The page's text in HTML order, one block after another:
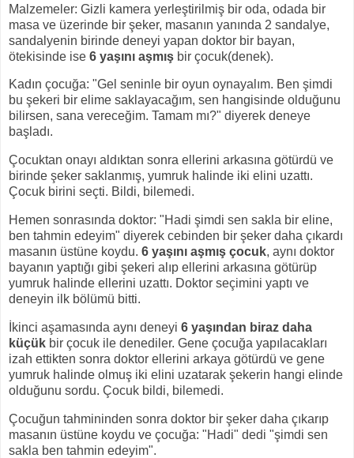
Malzemeler: Gizli kamera yerleştirilmiş bir oda, odada bir
masa ve üzerinde bir şeker, masanın yanında 2 sandalye,
sandalyenin birinde deneyi yapan doktor bir bayan,
ötekisinde ise 6 yaşını aşmış bir çocuk(denek).
Kadın çocuğa: "Gel seninle bir oyun oynayalım. Ben şimdi
bu şekeri bir elime saklayacağım, sen hangisinde olduğunu
bilirsen, sana vereceğim. Tamam mı?" diyerek deneye
başladı.
Çocuktan onayı aldıktan sonra ellerini arkasına götürdü ve
birinde şeker saklanmış, yumruk halinde iki elini uzattı.
Çocuk birini seçti. Bildi, bilemedi.
Hemen sonrasında doktor: "Hadi şimdi sen sakla bir eline,
ben tahmin edeyim" diyerek cebinden bir şeker daha çıkardı
masanın üstüne koydu. 6 yaşını aşmış çocuk, aynı doktor
bayanın yaptığı gibi şekeri alıp ellerini arkasına götürüp
yumruk halinde ellerini uzattı. Doktor seçimini yaptı ve
deneyin ilk bölümü bitti.
İkinci aşamasında aynı deneyi 6 yaşından biraz daha
küçük bir çocuk ile denediler. Gene çocuğa yapılacakları
izah ettikten sonra doktor ellerini arkaya götürdü ve gene
yumruk halinde olmuş iki elini uzatarak şekerin hangi elinde
olduğunu sordu. Çocuk bildi, bilemedi.
Çocuğun tahmininden sonra doktor bir şeker daha çıkarıp
masanın üstüne koydu ve çocuğa: "Hadi" dedi "şimdi sen
sakla ben tahmin edeyim".